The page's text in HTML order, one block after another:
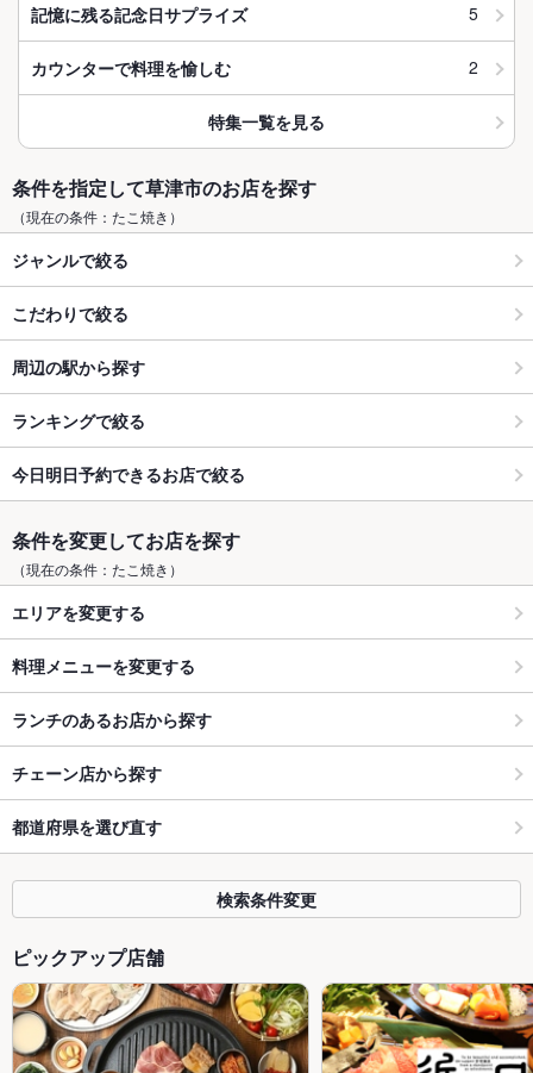
記憶に残る記念日サプライズ 5
カウンターで料理を愉しむ 2
特集一覧を見る
条件を指定して草津市のお店を探す
（現在の条件：たこ焼き）
ジャンルで絞る
こだわりで絞る
周辺の駅から探す
ランキングで絞る
今日明日予約できるお店で絞る
条件を変更してお店を探す
（現在の条件：たこ焼き）
エリアを変更する
料理メニューを変更する
ランチのあるお店から探す
チェーン店から探す
都道府県を選び直す
検索条件変更
ピックアップ店舗